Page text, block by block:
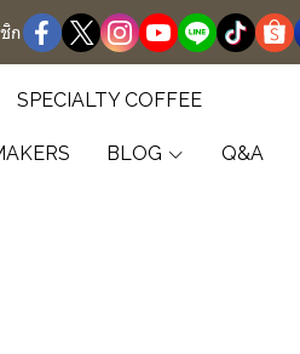
ก
SPECIALTY COFFEE
BLOG Q&A